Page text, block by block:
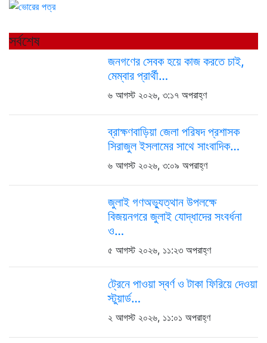
সর্বশেষ
জনগণের সেবক হয়ে কাজ করতে চাই,
মেম্বার প্রার্থী…
৬ আগস্ট ২০২৬, ৩:১৭ অপরাহ্ণ
ব্রাক্ষণবাড়িয়া জেলা পরিষদ প্রশাসক
সিরাজুল ইসলামের সাথে সাংবাদিক…
৬ আগস্ট ২০২৬, ৩:০৯ অপরাহ্ণ
জুলাই গণঅভ্যুত্থান উপলক্ষে
বিজয়নগরে জুলাই যোদ্ধাদের সংবর্ধনা
ও…
৫ আগস্ট ২০২৬, ১১:২৩ অপরাহ্ণ
ট্রেনে পাওয়া স্বর্ণ ও টাকা ফিরিয়ে দেওয়া
স্টুয়ার্ড…
২ আগস্ট ২০২৬, ১১:০১ অপরাহ্ণ